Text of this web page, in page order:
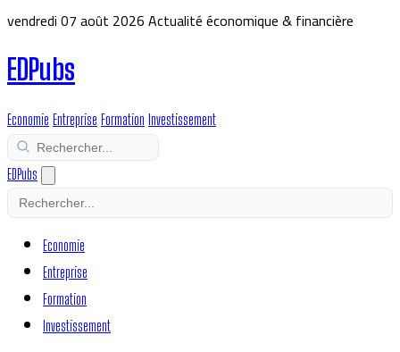
vendredi 07 août 2026Actualité économique & financière
EDPubs
Economie Entreprise Formation Investissement
EDPubs
Economie
Entreprise
Formation
Investissement